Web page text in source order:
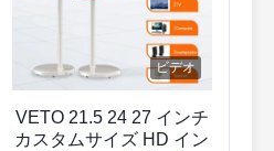
ビデオ
VETO 21.5 24 27 インチ
カスタムサイズ HD イン